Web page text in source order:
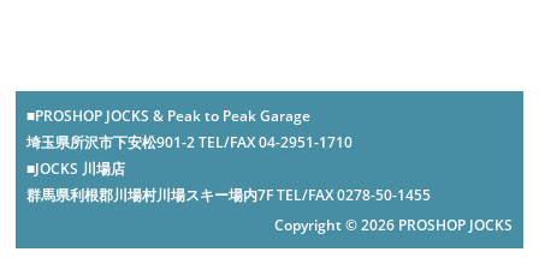
■PROSHOP JOCKS & Peak to Peak Garage
埼玉県所沢市下安松901-2 TEL/FAX 04-2951-1710
■JOCKS 川場店
群馬県利根郡川場村川場スキー場内7F TEL/FAX 0278-50-1455
Copyright © 2026 PROSHOP JOCKS